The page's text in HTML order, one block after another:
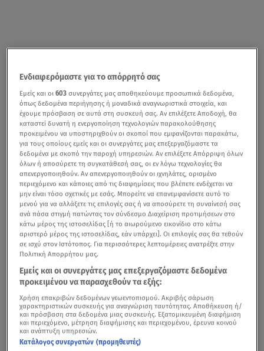
Ενδιαφερόμαστε για το απόρρητό σας
Εμείς και οι603 συνεργάτες μας αποθηκεύουμε προσωπικά δεδομένα,
όπως δεδομένα περιήγησης ή μοναδικά αναγνωριστικά στοιχεία, και
έχουμε πρόσβαση σε αυτά στη συσκευή σας. Αν επιλέξετε Αποδοχή, θα
καταστεί δυνατή η ενεργοποίηση τεχνολογιών παρακολούθησης
προκειμένου να υποστηριχθούν οι σκοποί που εμφανίζονται παρακάτω,
για τους οποίους εμείς και οι συνεργάτες μας επεξεργαζόμαστε τα
δεδομένα με σκοπό την παροχή υπηρεσιών. Αν επιλέξετε Απόρριψη όλων
όλων ή αποσύρετε τη συγκατάθεσή σας, οι εν λόγω τεχνολογίες θα
απενεργοποιηθούν. Αν απενεργοποιηθούν οι ιχνηλάτες, ορισμένο
περιεχόμενο και κάποιες από τις διαφημίσεις που βλέπετε ενδέχεται να
μην είναι τόσο σχετικές με εσάς. Μπορείτε να επανεμφανίσετε αυτό το
μενού για να αλλάξετε τις επιλογές σας ή να αποσύρετε τη συναίνεσή σας
ανά πάσα στιγμή πατώντας τον σύνδεσμο Διαχείριση προτιμήσεων στο
κάτω μέρος της ιστοσελίδας [ή το αιωρούμενο εικονίδιο στο κάτω
αριστερό μέρος της ιστοσελίδας, εάν υπάρχει]. Οι επιλογές σας θα τεθούν
σε ισχύ στον Ιστότοπος. Για περισσότερες λεπτομέρειες ανατρέξτε στην
Πολιτική Απορρήτου μας.
Εμείς και οι συνεργάτες μας επεξεργαζόμαστε δεδομένα
προκειμένου να παρασχεθούν τα εξής:
Χρήση επακριβών δεδομένων γεωεντοπισμού. Ακριβής σάρωση
χαρακτηριστικών συσκευής για αναγνώριση ταυτότητας. Αποθήκευση ή/
και πρόσβαση στα δεδομένα μιας συσκευής. Εξατομικευμένη διαφήμιση
και περιεχόμενο, μέτρηση διαφήμισης και περιεχομένου, έρευνα κοινού
και ανάπτυξη υπηρεσιών.
Κατάλογος συνεργατών (προμηθευτές)